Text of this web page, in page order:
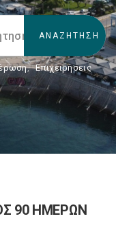
, Επιχειρήσεις
90 ΗΜΕΡΩΝ